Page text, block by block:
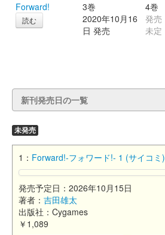
Forward!
読む
3巻
2020年10月16
日 発売
4巻
発売
未定
新刊発売日の一覧
未発売
1： Forward!-フォワード!- 1 (サイコミ)
発売予定日：2026年10月15日
著者： 吉田雄太
出版社：Cygames
￥1,089